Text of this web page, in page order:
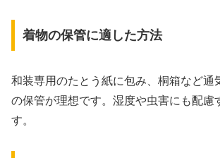
着物の保管に適した方法
和装専用のたとう紙に包み、桐箱など通
の保管が理想です。湿度や虫害にも配慮
す。